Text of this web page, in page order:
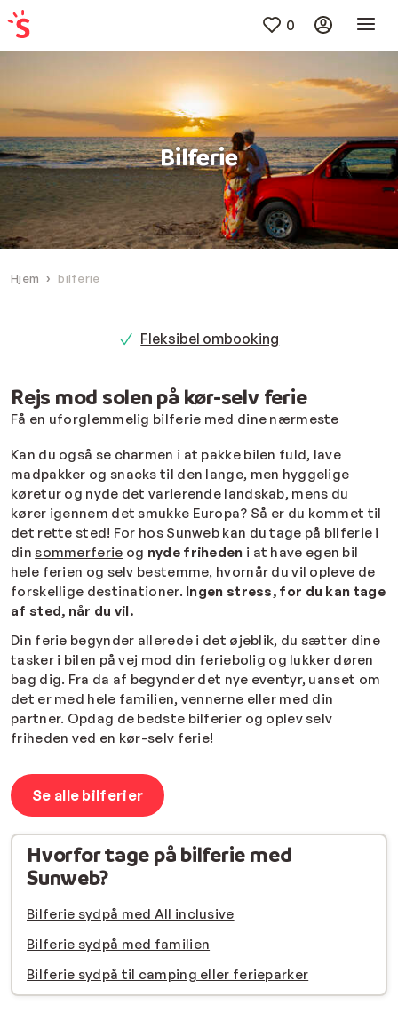
0
Bilferie
Hjem bilferie
Fleksibel ombooking
Rejs mod solen på kør-selv ferie
Få en uforglemmelig bilferie med dine nærmeste
Kan du også se charmen i at pakke bilen fuld, lave
madpakker og snacks til den lange, men hyggelige
køretur og nyde det varierende landskab, mens du
kører igennem det smukke Europa? Så er du kommet til
det rette sted! For hos Sunweb kan du tage på bilferie i
dinsommerferie og nyde friheden i at have egen bil
hele ferien og selv bestemme, hvornår du vil opleve de
forskellige destinationer. Ingen stress, for du kan tage
af sted, når du vil.
Din ferie begynder allerede i det øjeblik, du sætter dine
tasker i bilen på vej mod din feriebolig og lukker døren
bag dig. Fra da af begynder det nye eventyr, uanset om
det er med hele familien, vennerne eller med din
partner. Opdag de bedste bilferier og oplev selv
friheden ved en kør-selv ferie!
Se alle bilferier
Hvorfor tage på bilferie med
Sunweb?
Bilferie sydpå med All inclusive
Bilferie sydpå med familien
Bilferie sydpå til camping eller ferieparker